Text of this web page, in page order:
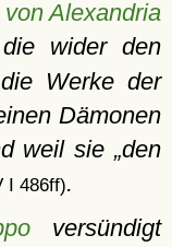
Alexandria
wider den
die Werke der
Dämonen
weil sie
den
I 486ff).
versündigt